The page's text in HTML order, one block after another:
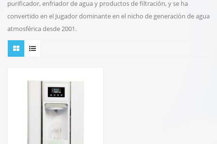
purificador, enfriador de agua y productos de filtración, y se ha
convertido en el Jugador dominante en el nicho de generación de agua
atmosférica desde 2001.